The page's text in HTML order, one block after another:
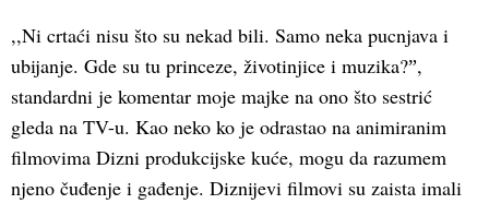
,,Ni crtaći nisu što su nekad bili. Samo neka pucnjava i
ubijanje. Gde su tu princeze, životinjice i muzika?ˮ,
standardni je komentar moje majke na ono što sestrić
gleda na TV-u. Kao neko ko je odrastao na animiranim
filmovima Dizni produkcijske kuće, mogu da razumem
njeno čuđenje i gađenje. Diznijevi filmovi su zaista imali